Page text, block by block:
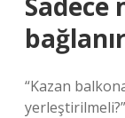
“Kazan